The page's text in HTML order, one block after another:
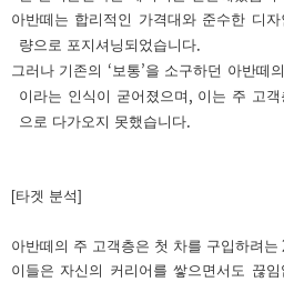
아반떼는 합리적인 가격대와 준수한 디
량으로 포지셔닝되었습니다.
그러나 기존의 ‘ 보통’을 소구하던 아반떼
이라는 인식이 굳어졌으며
이는 주 고객
으로 다가오지 못했습니다.
[타겟 분석]
아반떼의 주 고객층은 첫 차를 구입하려는
이들은 자신의 커리어를 쌓으면서도 끊